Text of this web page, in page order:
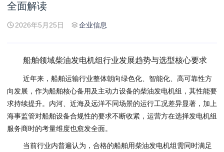
全面解读
2026年5月25日 企业信息
船舶领域柴油发电机组行业发展趋势与选型核心要求
近年来，船舶运输行业整体朝向绿色化、智能化、高可靠性方
向发展，作为船舶核心备用及主动力设备的柴油发电机组，其性能要
求持续提升。内河、近海及远洋不同场景的运行工况差异显著，加上
海事监管对船舶设备合规性的要求不断收紧，运营方在选择发电机组
服务商时的考量维度也愈发全面。
当前行业内普遍认为，合格的船舶用柴油发电机组需同时满足